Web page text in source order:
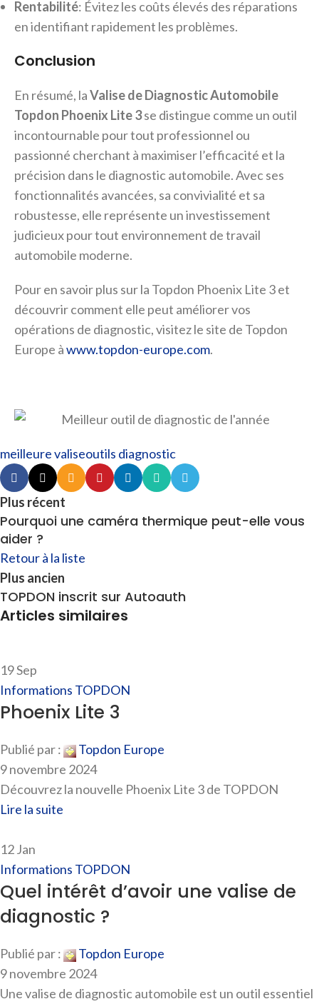
Rentabilité: Évitez les coûts élevés des réparations
en identifiant rapidement les problèmes.
Conclusion
En résumé, laValise de Diagnostic Automobile
Topdon Phoenix Lite 3se distingue comme un outil
incontournable pour tout professionnel ou
passionné cherchant à maximiser l’efficacité et la
précision dans le diagnostic automobile. Avec ses
fonctionnalités avancées, sa convivialité et sa
robustesse, elle représente un investissement
judicieux pour tout environnement de travail
automobile moderne.
Pour en savoir plus sur la Topdon Phoenix Lite 3 et
découvrir comment elle peut améliorer vos
opérations de diagnostic, visitez le site de Topdon
Europe àwww.topdon-europe.com.
meilleure valiseoutils diagnostic
Plus récent
Pourquoi une caméra thermique peut-elle vous
aider ?
Retour à la liste
Plus ancien
TOPDON inscrit sur Autoauth
Articles similaires
19Sep
Informations TOPDON
Phoenix Lite 3
Publié par :
Topdon Europe
9 novembre 2024
Découvrez la nouvelle Phoenix Lite 3 de TOPDON
Lire la suite
12Jan
Informations TOPDON
Quel intérêt d’avoir une valise de
diagnostic ?
Publié par :
Topdon Europe
9 novembre 2024
Une valise de diagnostic automobile est un outil essentiel